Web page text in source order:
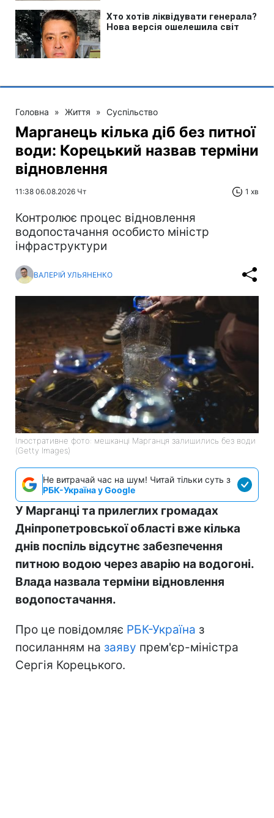
Головна » Життя » Суспільство
Марганець кілька діб без питної
води: Корецький назвав терміни
відновлення
11:38 06.08.2026 Чт 1 хв
Контролює процес відновлення
водопостачання особисто міністр
інфраструктури
ВАЛЕРІЙ УЛЬЯНЕНКО
Ілюстративне фото: мешканці Марганця залишились без води
(Getty Images)
Не витрачай час на шум! Читай тільки суть з
РБК-Україна у Google
У Марганці та прилеглих громадах
Дніпропетровської області вже кілька
днів поспіль відсутнє забезпечення
питною водою через аварію на водогоні.
Влада назвала терміни відновлення
водопостачання.
Про це повідомляє РБК-Україна з
посиланням на заяву прем'єр-міністра
Сергія Корецького.